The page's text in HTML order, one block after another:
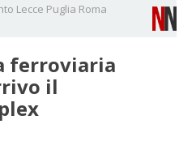
Lecce Puglia Roma
ferroviaria
il